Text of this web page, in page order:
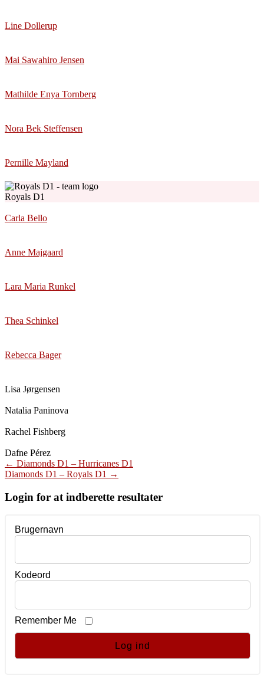
Line Dollerup
Mai Sawahiro Jensen
Mathilde Enya Tornberg
Nora Bek Steffensen
Pernille Mayland
Royals D1
Carla Bello
Anne Majgaard
Lara Maria Runkel
Thea Schinkel
Rebecca Bager
Lisa Jørgensen
Natalia Paninova
Rachel Fishberg
Dafne Pérez
Post
navigation
← Diamonds D1 – Hurricanes D1
Diamonds D1 – Royals D1 →
Login for at indberette resultater
Brugernavn
Kodeord
Remember Me